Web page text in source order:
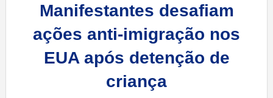
Manifestantes desafiam
ações anti-imigração nos
EUA após detenção de
criança